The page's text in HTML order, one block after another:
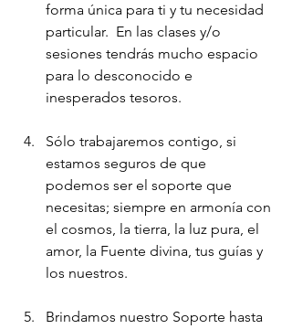
forma única para ti y tu necesidad
particular.  En las clases y/o
sesiones tendrás mucho espacio
para lo desconocido e
inesperados tesoros.
Sólo trabajaremos contigo, si
estamos seguros de que
podemos ser el soporte que
necesitas; siempre en armonía con
el cosmos, la tierra, la luz pura, el
amor, la Fuente divina, tus guías y
los nuestros.
Brindamos nuestro Soporte hasta